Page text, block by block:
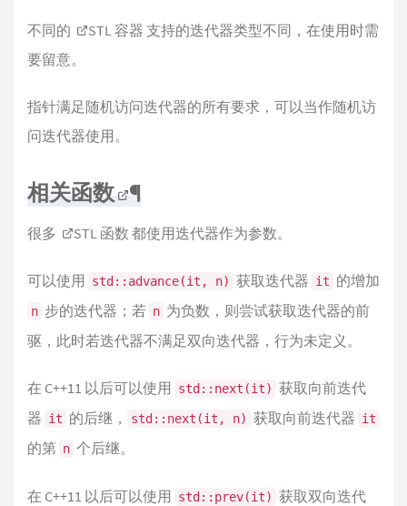
不同的 STL 容器 支持的迭代器类型不同，在使用时需
要留意。
指针满足随机访问迭代器的所有要求，可以当作随机访
问迭代器使用。
相关函数 ¶
很多 STL 函数 都使用迭代器作为参数。
可以使用 std::advance(it, n) 获取迭代器 it 的增加
n 步的迭代器；若 n 为负数，则尝试获取迭代器的前
驱，此时若迭代器不满足双向迭代器，行为未定义。
在 C++11 以后可以使用 std::next(it) 获取向前迭代
器 it 的后继， std::next(it, n) 获取向前迭代器 it
的第 n 个后继。
在 C++11 以后可以使用 std::prev(it) 获取双向迭代